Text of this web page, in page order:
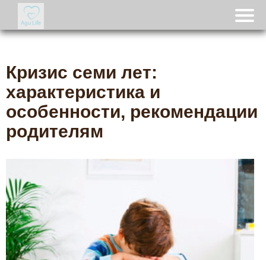
Кризис семи лет:
характеристика и
особенности, рекомендации
родителям